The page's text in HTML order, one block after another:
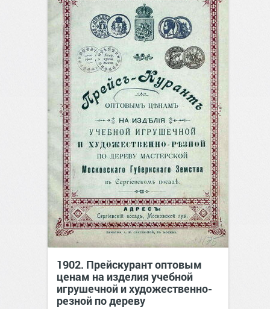
1902. Прейскурант оптовым
ценам на изделия учебной
игрушечной и художественно-
резной по дереву